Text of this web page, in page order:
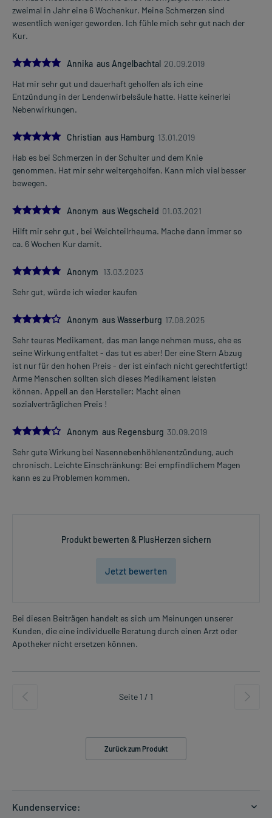
zweimal in Jahr eine 6 Wochenkur. Meine Schmerzen sind
wesentlich weniger geworden. Ich fühle mich sehr gut nach der
Kur.
5.0Annika aus Angelbachtal 20.09.2019
Hat mir sehr gut und dauerhaft geholfen als ich eine
Entzündung in der Lendenwirbelsäule hatte. Hatte keinerlei
Nebenwirkungen.
5.0
Christian aus Hamburg 13.01.2019
Hab es bei Schmerzen in der Schulter und dem Knie
genommen. Hat mir sehr weitergeholfen. Kann mich viel besser
bewegen.
5.0Anonym aus Wegscheid 01.03.2021
Hilft mir sehr gut , bei Weichteilrheuma. Mache dann immer so
ca. 6 Wochen Kur damit.
5.0Anonym 13.03.2023
Sehr gut, würde ich wieder kaufen
4.0Anonym aus Wasserburg 17.08.2025
Sehr teures Medikament, das man lange nehmen muss, ehe es
seine Wirkung entfaltet - das tut es aber! Der eine Stern Abzug
ist nur für den hohen Preis - der ist einfach nicht gerechtfertigt!
Arme Menschen sollten sich dieses Medikament leisten
können. Appell an den Hersteller: Macht einen
sozialverträglichen Preis !
4.0Anonym aus Regensburg 30.09.2019
Sehr gute Wirkung bei Nasennebenhöhlenentzündung, auch
chronisch. Leichte Einschränkung: Bei empfindlichem Magen
kann es zu Problemen kommen.
Produkt bewerten & PlusHerzen sichern
Jetzt bewerten
Bei diesen Beiträgen handelt es sich um Meinungen unserer
Kunden, die eine individuelle Beratung durch einen Arzt oder
Apotheker nicht ersetzen können.
Seite 1 / 1
Zurück zum Produkt
Kundenservice: